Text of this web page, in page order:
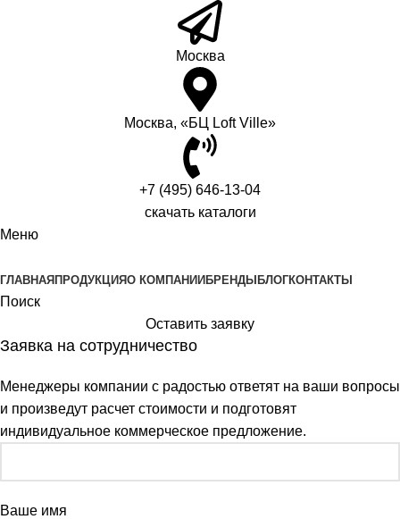
Москва
Москва, «БЦ Loft Ville»
+7 (495) 646-13-04
скачать каталоги
Меню
ГЛАВНАЯ ПРОДУКЦИЯО КОМПАНИИ БРЕНДЫ БЛОГКОНТАКТЫ
Поиск
Оставить заявку
Заявка на сотрудничество
Менеджеры компании с радостью ответят на ваши вопросы
и произведут расчет стоимости и подготовят
индивидуальное коммерческое предложение.
Ваше имя